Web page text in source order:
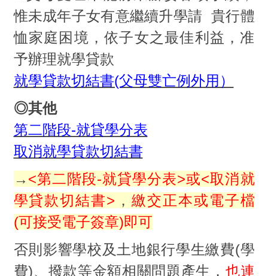
惟未成年子女有意繼續升學請 貴行體
恤家庭困境，依子女之最佳利益，准
予辦理就學貸款
就學貸款切結書(父母雙亡例外用）
◎其他
第二階段-就貸學分表
取消就學貸款切結書
→ <第二階段-就貸學分表>或<取消就
學貸款切結書> ， 繳交正本或電子檔
(可接受電子簽章)即可
否則影響學校及土地銀行學生繳費(學
費)、撥款等金額相關問題產生， 也連